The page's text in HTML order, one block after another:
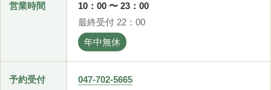
営業時間
10：00 〜 23：00
最終受付 22：00
年中無休
予約受付
047-702-5665